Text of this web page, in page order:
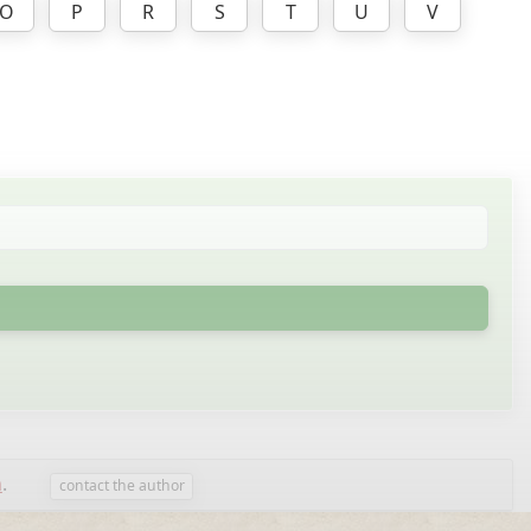
P R S T U V
. contact the author